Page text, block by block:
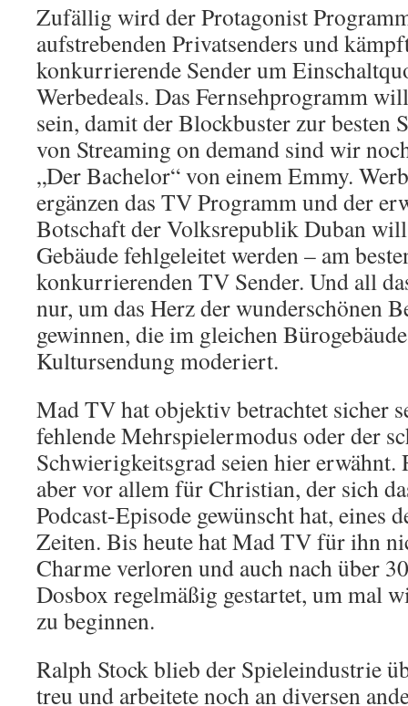
Zufällig wird der Protagonist
aufstrebenden Privatsenders und
konkurrierende Sender um
Werbedeals. Das Fernsehprogramm
sein, damit der Blockbuster zur besten
von Streaming on demand sind wir
„Der Bachelor“ von einem Emmy.
ergänzen das TV Programm und der
Botschaft der Volksrepublik Duban
Gebäude fehlgeleitet werden – am
konkurrierenden TV Sender. Und all
nur, um das Herz der wunderschönen
gewinnen, die im gleichen
Kultursendung moderiert.
Mad TV hat objektiv betrachtet sicher
fehlende Mehrspielermodus oder der
Schwierigkeitsgrad seien hier erwähnt.
aber vor allem für Christian, der sich
Podcast-Episode gewünscht hat, eines
Zeiten. Bis heute hat Mad TV für ihn
Charme verloren und auch nach über
Dosbox regelmäßig gestartet, um mal
zu beginnen.
Ralph Stock blieb der Spieleindustrie
treu und arbeitete noch an diversen